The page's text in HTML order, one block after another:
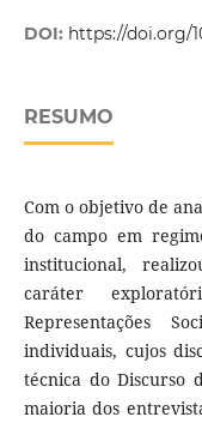
DOI: https://doi.org/
RESUMO
Com o objetivo de
do campo em
institucional,
caráter
Representações
individuais, cujos
técnica do Discurso
maioria dos